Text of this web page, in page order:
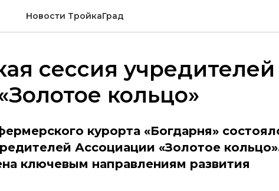
Новости ТройкаГрад
сессия учредителей
кольцо»
курорта «Богдарня»
Ассоциации «Золотое
ключевым направлениям развития